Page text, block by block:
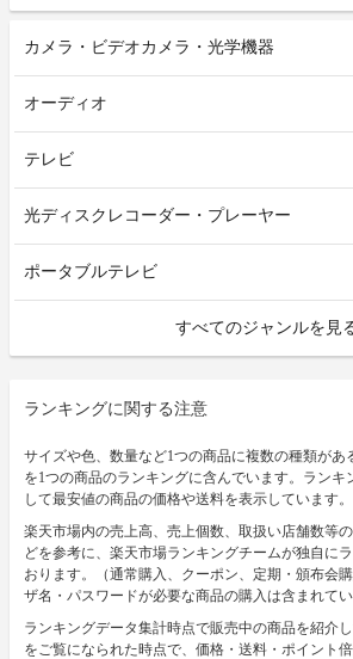
カメラ・ビデオカメラ・光学機器
オーディオ
テレビ
光ディスクレコーダー・プレーヤー
ポータブルテレビ
すべてのジャンルを見
ランキングに関する注意
サイズや色、数量など1つの商品に複数の種類があ
を1つの商品のランキングに含んでいます。ランキ
して最安値の商品の価格や送料を表示しています。
楽天市場内の売上高、売上個数、取扱い店舗数等
どを参考に、楽天市場ランキングチームが独自に
おります。（通常購入、クーポン、定期・頒布会
ザ名・パスワードが必要な商品の購入は含まれてい
ランキングデータ集計時点で販売中の商品を紹介
をご覧になられた時点で、価格・送料・ポイント